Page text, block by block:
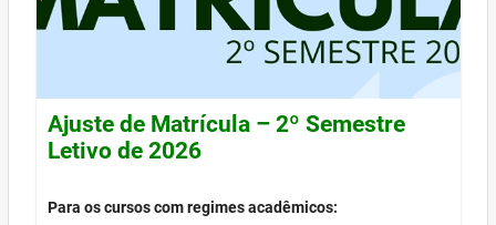
Ajuste de Matrícula – 2º Semestre
Letivo de 2026
Para os cursos com regimes acadêmicos: